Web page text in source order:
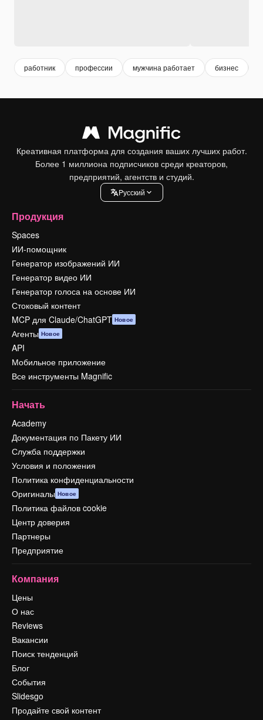
работник профессии мужчина работает бизнес
Креативная платформа для создания ваших лучших работ.
Более 1 миллиона подписчиков среди креаторов,
предприятий, агентств и студий.
Pусский
Продукция
Spaces
ИИ-помощник
Генератор изображений ИИ
Генератор видео ИИ
Генератор голоса на основе ИИ
Стоковый контент
MCP для Claude/ChatGPT Новое
Агенты Новое
API
Мобильное приложение
Все инструменты Magnific
Начать
Academy
Документация по Пакету ИИ
Служба поддержки
Условия и положения
Политика конфиденциальности
Оригиналы Новое
Политика файлов cookie
Центр доверия
Партнеры
Предприятие
Компания
Цены
О нас
Reviews
Вакансии
Поиск тенденций
Блог
События
Slidesgo
Продайте свой контент